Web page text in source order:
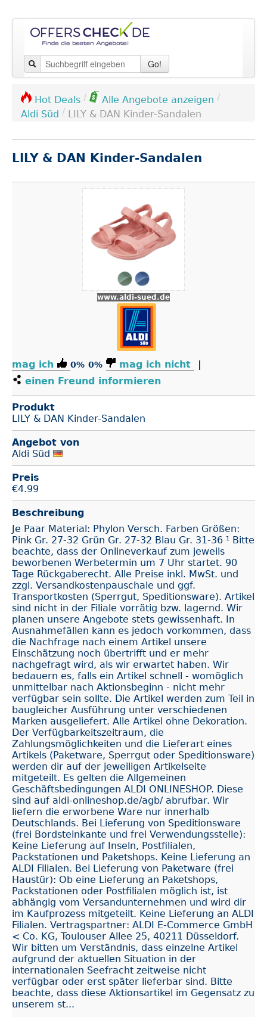
Go!
Hot Deals / Alle Angebote anzeigen /
Aldi Süd / LILY & DAN Kinder-Sandalen
LILY & DAN Kinder-Sandalen
www.aldi-sued.de
mag ich 0% 0% mag ich nicht
|
einen Freund informieren
Produkt
LILY & DAN Kinder-Sandalen
Angebot von
Aldi Süd
Preis
€4.99
Beschreibung
Je Paar Material: Phylon Versch. Farben Größen:
Pink Gr. 27-32 Grün Gr. 27-32 Blau Gr. 31-36 ¹ Bitte
beachte, dass der Onlineverkauf zum jeweils
beworbenen Werbetermin um 7 Uhr startet. 90
Tage Rückgaberecht. Alle Preise inkl. MwSt. und
zzgl. Versandkostenpauschale und ggf.
Transportkosten (Sperrgut, Speditionsware). Artikel
sind nicht in der Filiale vorrätig bzw. lagernd. Wir
planen unsere Angebote stets gewissenhaft. In
Ausnahmefällen kann es jedoch vorkommen, dass
die Nachfrage nach einem Artikel unsere
Einschätzung noch übertrifft und er mehr
nachgefragt wird, als wir erwartet haben. Wir
bedauern es, falls ein Artikel schnell - womöglich
unmittelbar nach Aktionsbeginn - nicht mehr
verfügbar sein sollte. Die Artikel werden zum Teil in
baugleicher Ausführung unter verschiedenen
Marken ausgeliefert. Alle Artikel ohne Dekoration.
Der Verfügbarkeitszeitraum, die
Zahlungsmöglichkeiten und die Lieferart eines
Artikels (Paketware, Sperrgut oder Speditionsware)
werden dir auf der jeweiligen Artikelseite
mitgeteilt. Es gelten die Allgemeinen
Geschäftsbedingungen ALDI ONLINESHOP. Diese
sind auf aldi-onlineshop.de/agb/ abrufbar. Wir
liefern die erworbene Ware nur innerhalb
Deutschlands. Bei Lieferung von Speditionsware
(frei Bordsteinkante und frei Verwendungsstelle):
Keine Lieferung auf Inseln, Postfilialen,
Packstationen und Paketshops. Keine Lieferung an
ALDI Filialen. Bei Lieferung von Paketware (frei
Haustür): Ob eine Lieferung an Paketshops,
Packstationen oder Postfilialen möglich ist, ist
abhängig vom Versandunternehmen und wird dir
im Kaufprozess mitgeteilt. Keine Lieferung an ALDI
Filialen. Vertragspartner: ALDI E-Commerce GmbH
< Co. KG, Toulouser Allee 25, 40211 Düsseldorf.
Wir bitten um Verständnis, dass einzelne Artikel
aufgrund der aktuellen Situation in der
internationalen Seefracht zeitweise nicht
verfügbar oder erst später lieferbar sind. Bitte
beachte, dass diese Aktionsartikel im Gegensatz zu
unserem st...